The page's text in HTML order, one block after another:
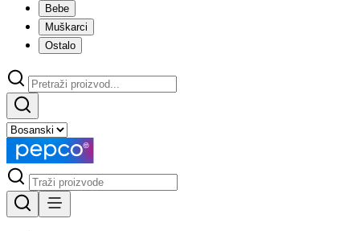
Bebe
Muškarci
Ostalo